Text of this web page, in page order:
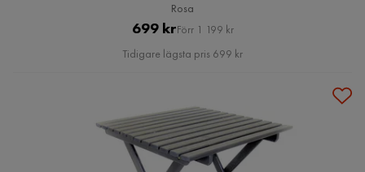
Rosa
Pris
699 kr Original
Pris
Förr 1 199 kr
Tidigare lägsta pris 699 kr